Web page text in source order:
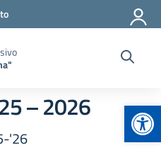
– 2026
'26